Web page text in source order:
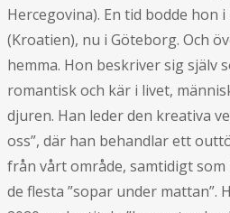
Hercegovina). En tid bodde hon
(Kroatien), nu i Göteborg. Och
hemma. Hon beskriver sig själv
romantisk och kär i livet,
djuren. Han leder den kreativa
oss”, där han behandlar ett
från vårt område, samtidigt
de flesta ”sopar under mattan”.